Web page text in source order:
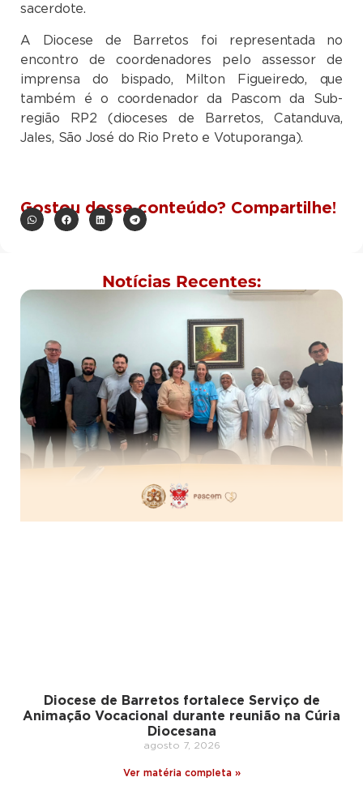
sacerdote.
A Diocese de Barretos foi representada no
encontro de coordenadores pelo assessor de
imprensa do bispado, Milton Figueiredo, que
também é o coordenador da Pascom da Sub-
região RP2 (dioceses de Barretos, Catanduva,
Jales, São José do Rio Preto e Votuporanga).
Gostou desse conteúdo? Compartilhe!
Notícias Recentes:
Diocese de Barretos fortalece Serviço de
Animação Vocacional durante reunião na Cúria
Diocesana
agosto 7, 2026
Ver matéria completa »